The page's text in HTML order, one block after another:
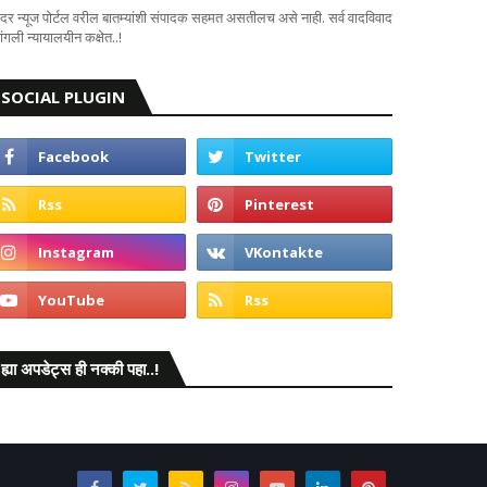
न्यूज पोर्टल वरील बातम्यांशी संपादक सहमत असतीलच असे नाही. सर्व वादविवाद
न्यायालयीन कक्षेत..!
SOCIAL PLUGIN
ह्या अपडेट्स ही नक्की पहा..!